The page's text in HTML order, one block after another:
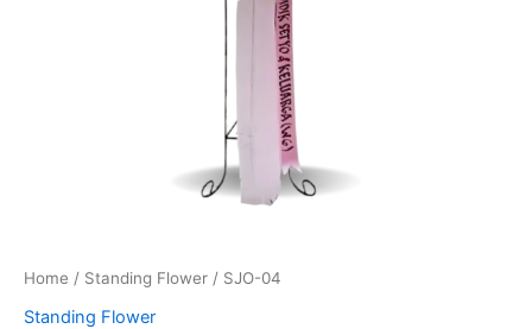
Home / Standing Flower / SJO-04
Standing Flower